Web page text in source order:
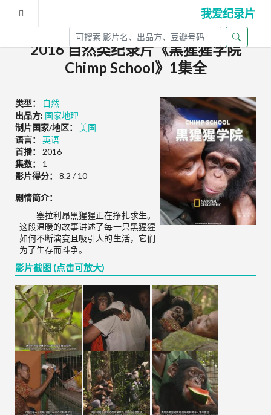
我爱纪录片
2016 自然类纪录片《黑猩猩学院
Chimp School》1集全
类型：
自然
出品方: 国家地理
制片国家/地区：
美国
语言：
英语
首播：
2016
集数：
1
影片得分：
8.2 / 10
剧情简介：
塞拉利昂黑猩猩正在挣扎求生。
这段温暖的故事讲述了每一只黑猩猩
如何不断演变且吸引人的生活，它们
为了生存而斗争。
影片截图 (点击可放大)